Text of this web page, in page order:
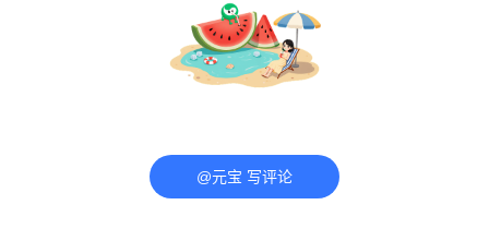
@元宝 写评论